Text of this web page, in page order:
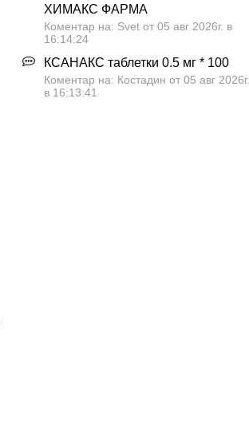
ХИМАКС ФАРМА
Коментар на: Svet от 05 авг 2026г. в
16:14:24
КСАНАКС таблетки 0.5 мг * 100
Коментар на: Костадин от 05 авг 2026г.
в 16:13:41